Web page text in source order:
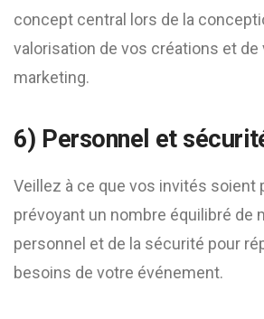
concept central lors de la
valorisation de vos créations et de
marketing.
6) Personnel et
Veillez à ce que vos invités soient
prévoyant un nombre équilibré de
personnel et de la sécurité pour
besoins de votre événement.